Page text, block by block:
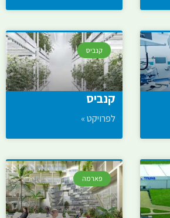
קנביס
קנביס
לפרויקט »
פארמה